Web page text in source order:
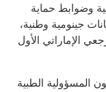
وضوابط حماية
جينومية وطنية،
الإماراتي الأول
المسؤولية الطبية